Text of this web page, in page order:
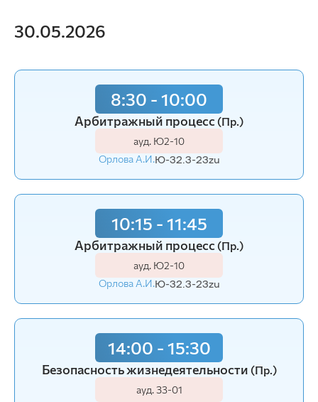
30.05.2026
8:30 - 10:00
Арбитражный процесс (Пр.)
ауд. Ю2-10
Орлова А.И.Ю-32.3-23zu
10:15 - 11:45
Арбитражный процесс (Пр.)
ауд. Ю2-10
Орлова А.И.Ю-32.3-23zu
14:00 - 15:30
Безопасность жизнедеятельности (Пр.)
ауд. З3-01